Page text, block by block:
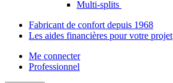
Multi-splits
Fabricant de confort depuis 1968
Les aides financières pour votre projet
Me connecter
Professionnel